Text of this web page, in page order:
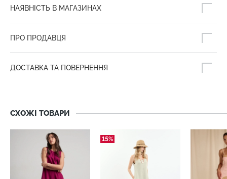
НАЯВНІСТЬ В МАГАЗИНАХ
ПРО ПРОДАВЦЯ
ДОСТАВКА ТА ПОВЕРНЕННЯ
СХОЖІ ТОВАРИ
15%